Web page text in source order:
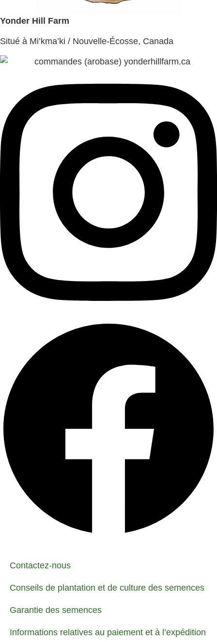
Yonder Hill Farm
Situé à Mi’kma’ki / Nouvelle-Écosse, Canada
Contactez-nous
Conseils de plantation et de culture des semences
Garantie des semences
Informations relatives au paiement et à l’expédition